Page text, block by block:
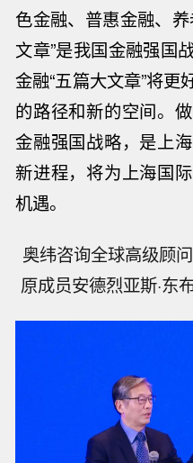
色金融、普惠金融、
文章”是我国金融强国
金融“五篇大文章”将
的路径和新的空间。
金融强国战略，是上
新进程，将为上海国
机遇。
奥纬咨询全球高级顾
原成员安德烈亚斯·东